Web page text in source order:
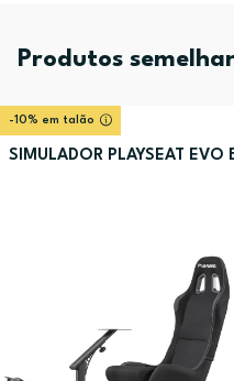
Produtos
-10% em talão
SIMULADOR PLAYSEAT EVO